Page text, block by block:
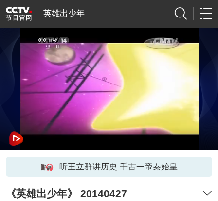
英雄出少年
听王立群讲历史 千古一帝秦始皇
《英雄出少年》 20140427